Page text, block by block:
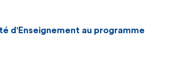
d'Enseignement au programme